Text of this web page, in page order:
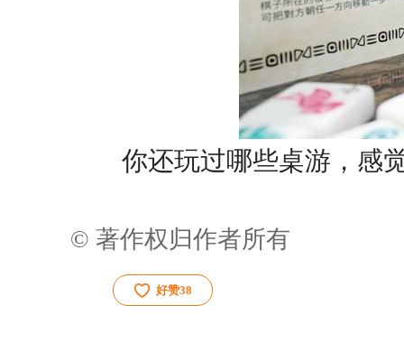
你还玩过哪些桌游，感
© 著作权归作者所有
好赞38